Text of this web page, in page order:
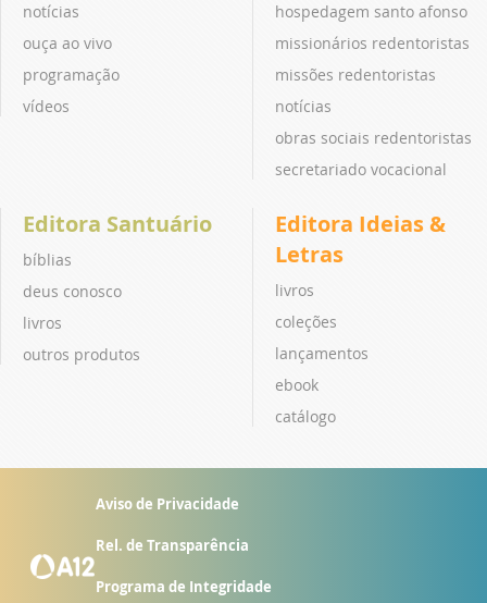
notícias
ouça ao vivo
programação
vídeos
hospedagem santo afonso
missionários redentoristas
missões redentoristas
notícias
obras sociais redentoristas
secretariado vocacional
Editora Santuário
bíblias
deus conosco
livros
outros produtos
Editora Ideias &
Letras
livros
coleções
lançamentos
ebook
catálogo
Aviso de Privacidade
Rel. de Transparência
Programa de Integridade